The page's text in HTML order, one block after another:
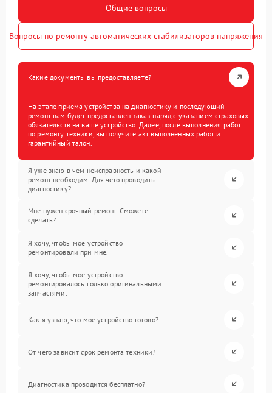
Общие вопросы
Вопросы по ремонту автоматических стабилизаторов напряжения
Какие документы вы предоставляете?
На этапе приема устройства на диагностику и последующий
ремонт вам будет предоставлен заказ-наряд с указанием страховых
обязательств на ваше устройство. Далее, после выполнения работ
по ремонту техники, вы получите акт выполненных работ и
гарантийный талон.
Я уже знаю в чем неисправность и какой
ремонт необходим. Для чего проводить
диагностику?
Мне нужен срочный ремонт. Сможете
сделать?
Я хочу, чтобы мое устройство
ремонтировали при мне.
Я хочу, чтобы мое устройство
ремонтировалось только оригинальными
запчастями.
Как я узнаю, что мое устройство готово?
От чего зависит срок ремонта техники?
Диагностика проводится бесплатно?